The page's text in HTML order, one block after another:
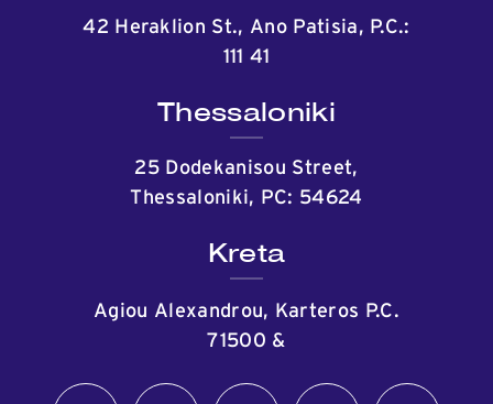
42 Heraklion St., Ano Patisia, P.C.:
111 41
Thessaloniki
25 Dodekanisou Street,
Thessaloniki, PC: 54624
Kreta
Agiou Alexandrou, Karteros P.C.
71500 &